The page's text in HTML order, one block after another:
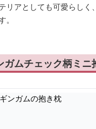
リアとしても可愛らしく
ガムチェック柄ミニ